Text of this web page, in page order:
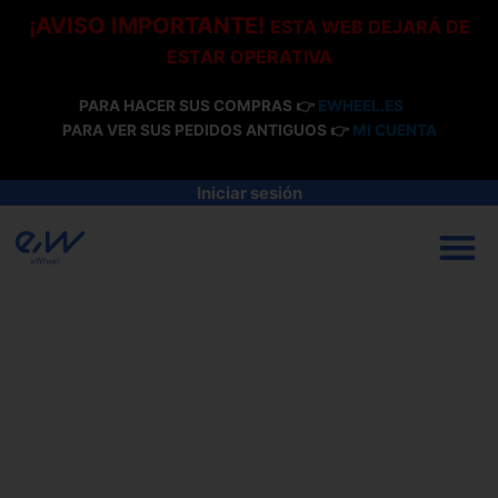
¡AVISO IMPORTANTE! ESTA WEB DEJARÁ DE
ESTAR OPERATIVA
PARA HACER SUS COMPRAS 👉 EWHEEL.ES
PARA VER SUS PEDIDOS ANTIGUOS 👉 MI CUENTA
Iniciar sesión